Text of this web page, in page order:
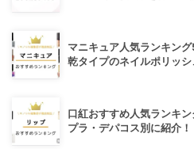
マニキュア人気ランキン
乾タイプのネイルポリッシ
口紅おすすめ人気ランキ
プラ・デパコス別に紹介！